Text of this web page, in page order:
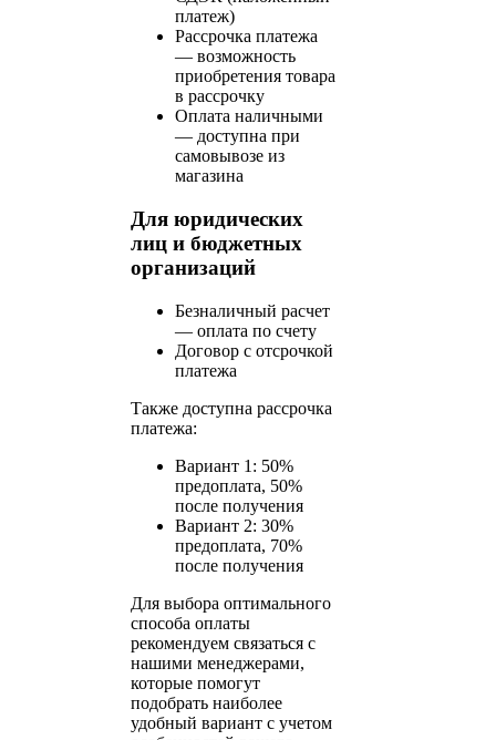
платеж)
Рассрочка платежа
— возможность
приобретения товара
в рассрочку
Оплата наличными
— доступна при
самовывозе из
магазина
Для юридических
лиц и бюджетных
организаций
Безналичный расчет
— оплата по счету
Договор с отсрочкой
платежа
Также доступна рассрочка
платежа:
Вариант 1: 50%
предоплата, 50%
после получения
Вариант 2: 30%
предоплата, 70%
после получения
Для выбора оптимального
способа оплаты
рекомендуем связаться с
нашими менеджерами,
которые помогут
подобрать наиболее
удобный вариант с учетом